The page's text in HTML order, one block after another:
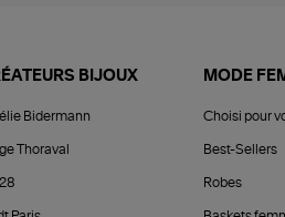
BIJOUX
Bidermann
Thoraval
MODE
Choisi pour
Best-Sellers
Robes